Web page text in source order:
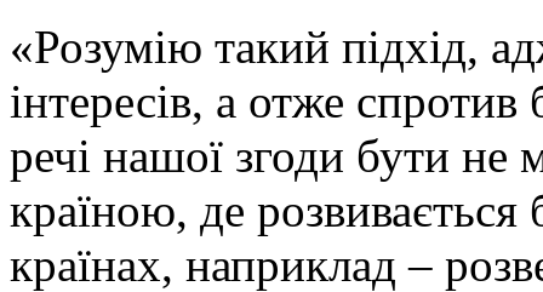
«Розумію такий підхід,
інтересів, а отже
речі нашої згоди бути
країною, де
країнах, наприклад –